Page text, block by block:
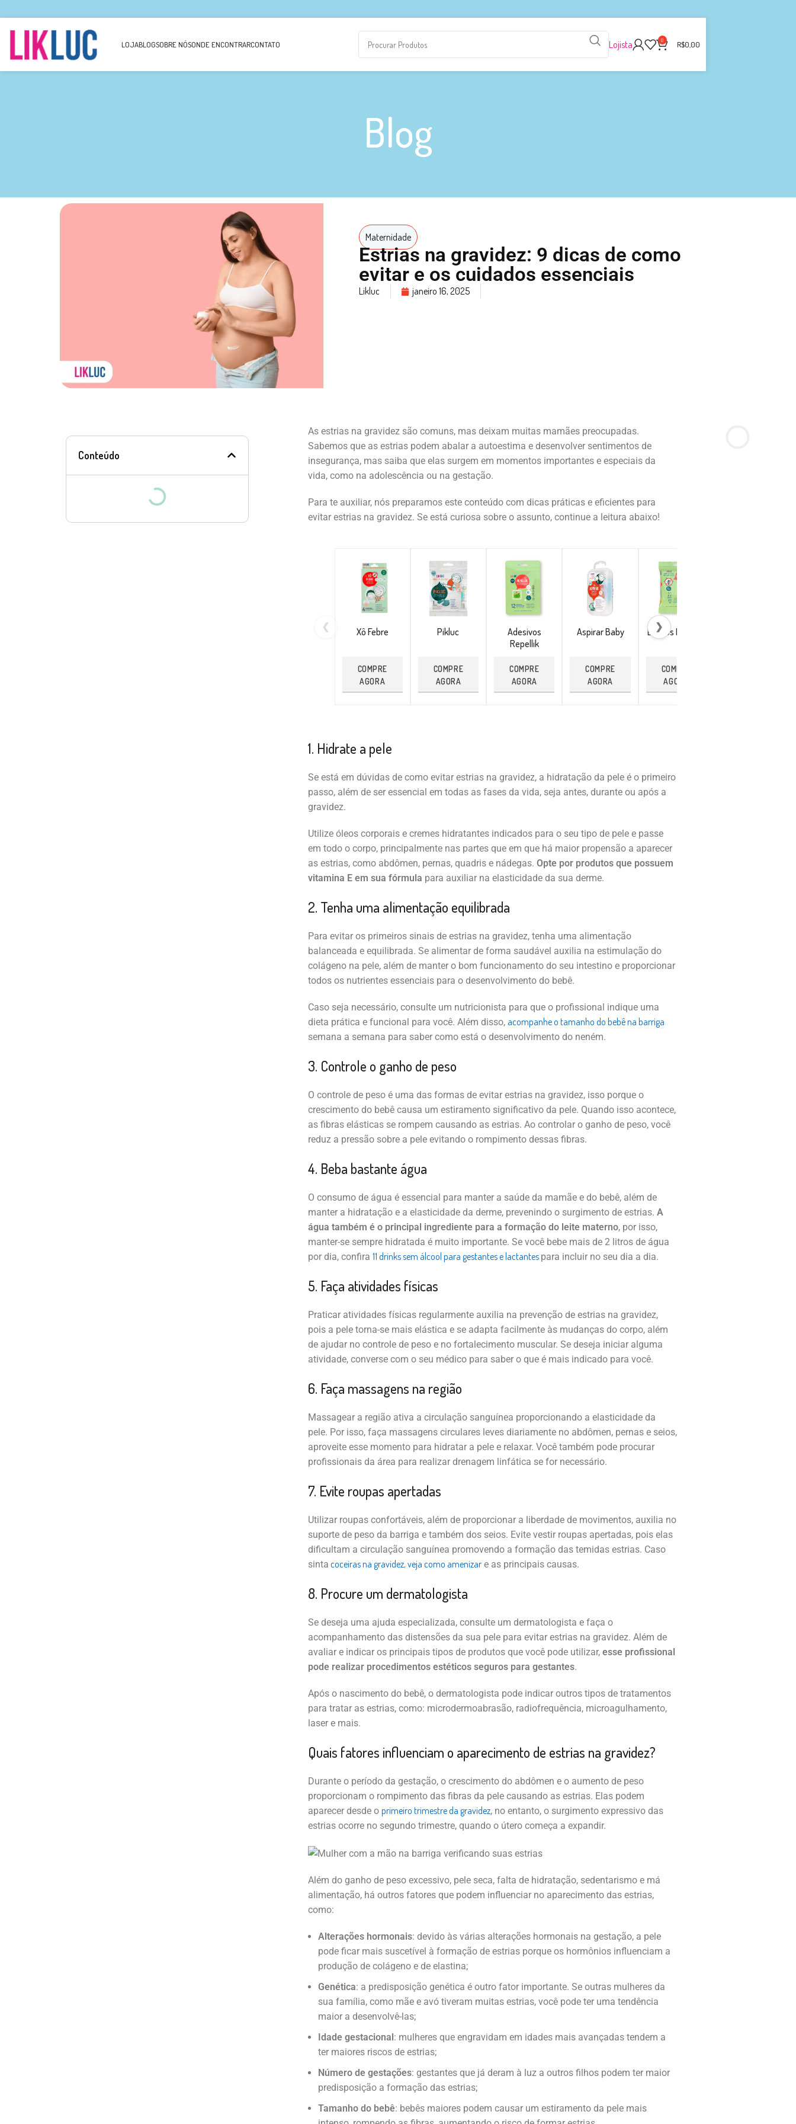
LOJABLOGSOBRE NÓSONDE ENCONTRARCONTATO Lojista 0 R$0,00
Blog
Maternidade
Estrias na gravidez: 9 dicas de como
evitar e os cuidados essenciais
Likluc janeiro 16, 2025
Conteúdo
As estrias na gravidez são comuns, mas deixam muitas mamães preocupadas.
Sabemos que as estrias podem abalar a autoestima e desenvolver sentimentos de
insegurança, mas saiba que elas surgem em momentos importantes e especiais da
vida, como na adolescência ou na gestação.
Para te auxiliar, nós preparamos este conteúdo com dicas práticas e eficientes para
evitar estrias na gravidez. Se está curiosa sobre o assunto, continue a leitura abaixo!
❮ Xô Febre
COMPRE
AGORA
Pikluc
COMPRE
AGORA
Adesivos
Repellik
COMPRE
AGORA
Aspirar Baby
COMPRE
AGORA
Lenços Repellik
COMPRE
AGORA
❯
1. Hidrate a pele
Se está em dúvidas de como evitar estrias na gravidez, a hidratação da pele é o primeiro
passo, além de ser essencial em todas as fases da vida, seja antes, durante ou após a
gravidez.
Utilize óleos corporais e cremes hidratantes indicados para o seu tipo de pele e passe
em todo o corpo, principalmente nas partes que em que há maior propensão a aparecer
as estrias, como abdômen, pernas, quadris e nádegas. Opte por produtos que possuem
vitamina E em sua fórmula para auxiliar na elasticidade da sua derme.
2. Tenha uma alimentação equilibrada
Para evitar os primeiros sinais de estrias na gravidez, tenha uma alimentação
balanceada e equilibrada. Se alimentar de forma saudável auxilia na estimulação do
colágeno na pele, além de manter o bom funcionamento do seu intestino e proporcionar
todos os nutrientes essenciais para o desenvolvimento do bebê.
Caso seja necessário, consulte um nutricionista para que o profissional indique uma
dieta prática e funcional para você. Além disso, acompanhe o tamanho do bebê na barriga
semana a semana para saber como está o desenvolvimento do neném.
3. Controle o ganho de peso
O controle de peso é uma das formas de evitar estrias na gravidez, isso porque o
crescimento do bebê causa um estiramento significativo da pele. Quando isso acontece,
as fibras elásticas se rompem causando as estrias. Ao controlar o ganho de peso, você
reduz a pressão sobre a pele evitando o rompimento dessas fibras.
4. Beba bastante água
O consumo de água é essencial para manter a saúde da mamãe e do bebê, além de
manter a hidratação e a elasticidade da derme, prevenindo o surgimento de estrias. A
água também é o principal ingrediente para a formação do leite materno, por isso,
manter-se sempre hidratada é muito importante. Se você bebe mais de 2 litros de água
por dia, confira 11 drinks sem álcool para gestantes e lactantes para incluir no seu dia a dia.
5. Faça atividades físicas
Praticar atividades físicas regularmente auxilia na prevenção de estrias na gravidez,
pois a pele torna-se mais elástica e se adapta facilmente às mudanças do corpo, além
de ajudar no controle de peso e no fortalecimento muscular. Se deseja iniciar alguma
atividade, converse com o seu médico para saber o que é mais indicado para você.
6. Faça massagens na região
Massagear a região ativa a circulação sanguínea proporcionando a elasticidade da
pele. Por isso, faça massagens circulares leves diariamente no abdômen, pernas e seios,
aproveite esse momento para hidratar a pele e relaxar. Você também pode procurar
profissionais da área para realizar drenagem linfática se for necessário.
7. Evite roupas apertadas
Utilizar roupas confortáveis, além de proporcionar a liberdade de movimentos, auxilia no
suporte de peso da barriga e também dos seios. Evite vestir roupas apertadas, pois elas
dificultam a circulação sanguínea promovendo a formação das temidas estrias. Caso
sinta coceiras na gravidez, veja como amenizare as principais causas.
8. Procure um dermatologista
Se deseja uma ajuda especializada, consulte um dermatologista e faça o
acompanhamento das distensões da sua pele para evitar estrias na gravidez. Além de
avaliar e indicar os principais tipos de produtos que você pode utilizar, esse profissional
pode realizar procedimentos estéticos seguros para gestantes.
Após o nascimento do bebê, o dermatologista pode indicar outros tipos de tratamentos
para tratar as estrias, como: microdermoabrasão, radiofrequência, microagulhamento,
laser e mais.
Quais fatores influenciam o aparecimento de estrias na gravidez?
Durante o período da gestação, o crescimento do abdômen e o aumento de peso
proporcionam o rompimento das fibras da pele causando as estrias. Elas podem
aparecer desde o primeiro trimestre da gravidez, no entanto, o surgimento expressivo das
estrias ocorre no segundo trimestre, quando o útero começa a expandir.
Além do ganho de peso excessivo, pele seca, falta de hidratação, sedentarismo e má
alimentação, há outros fatores que podem influenciar no aparecimento das estrias,
como:
Alterações hormonais: devido às várias alterações hormonais na gestação, a pele
pode ficar mais suscetível à formação de estrias porque os hormônios influenciam a
produção de colágeno e de elastina;
Genética: a predisposição genética é outro fator importante. Se outras mulheres da
sua família, como mãe e avó tiveram muitas estrias, você pode ter uma tendência
maior a desenvolvê-las;
Idade gestacional: mulheres que engravidam em idades mais avançadas tendem a
ter maiores riscos de estrias;
Número de gestações: gestantes que já deram à luz a outros filhos podem ter maior
predisposição a formação das estrias;
Tamanho do bebê: bebês maiores podem causar um estiramento da pele mais